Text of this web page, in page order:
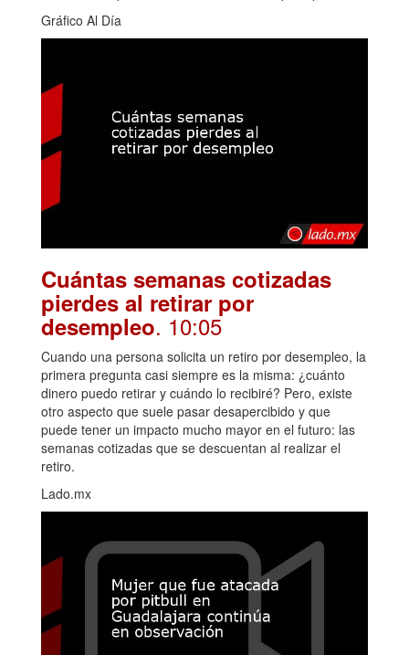
Gráfico Al Día
Cuántas semanas cotizadas
pierdes al retirar por
desempleo. 10:05
Cuando una persona solicita un retiro por desempleo, la
primera pregunta casi siempre es la misma: ¿cuánto
dinero puedo retirar y cuándo lo recibiré? Pero, existe
otro aspecto que suele pasar desapercibido y que
puede tener un impacto mucho mayor en el futuro: las
semanas cotizadas que se descuentan al realizar el
retiro.
Lado.mx